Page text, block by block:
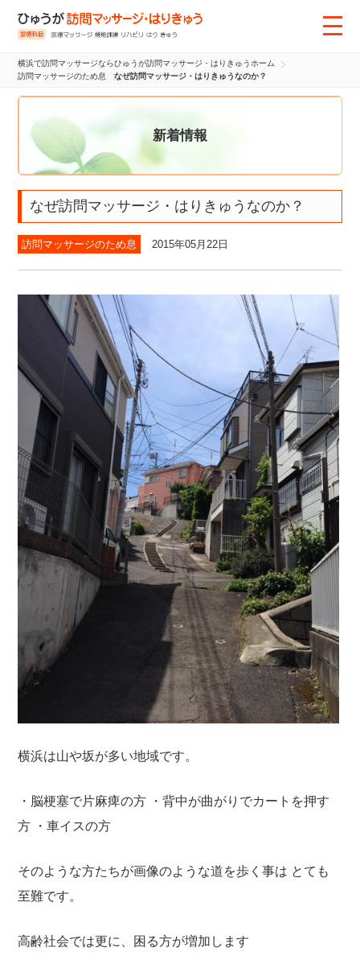
横浜で訪問マッサージならひゅうが訪問マッサージ・はりきゅうホーム
訪問マッサージのため息
なぜ訪問マッサージ・はりきゅうなのか？
新着情報
なぜ訪問マッサージ・はりきゅうなのか？
訪問マッサージのため息 2015年05月22日
横浜は山や坂が多い地域です。
・脳梗塞で片麻痺の方 ・背中が曲がりでカートを押す
方 ・車イスの方
そのような方たちが画像のような道を歩く事は とても
至難です。
高齢社会では更に、困る方が増加します